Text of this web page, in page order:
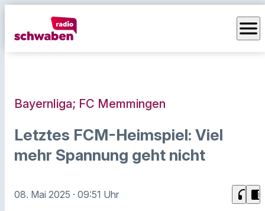
menu
Bayernliga; FC Memmingen
Letztes FCM-Heimspiel: Viel
mehr Spannung geht nicht
08. Mai 2025 · 09:51 Uhr headphones chrome_reader_mode